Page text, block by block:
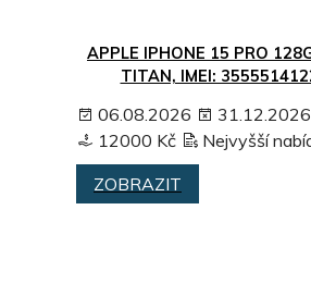
APPLE IPHONE 15 PRO
TITAN, IMEI:
06.08.2026 31.12.2026
12000 Kč
Nejvyšší
ZOBRAZIT